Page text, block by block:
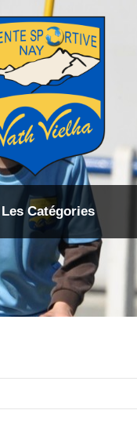
Les Catégories